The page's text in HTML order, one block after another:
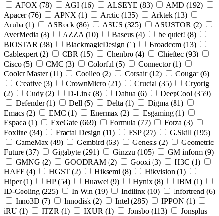
AFOX (78) AGI (16) ALSEYE (83) AMD (192)
Apacer (76) APNX (1) Arctic (135) Arktek (13)
Aruba (1) ASRock (86) ASUS (325) ASUSTOR (2)
AverMedia (8) AZZA (10) Baseus (4) be quiet! (8)
BIOSTAR (38) BlackmagicDesign (1) Broadcom (13)
Cablexpert (2) CBR (15) Chenbro (4) Chieftec (93)
Cisco (5) CMC (3) Colorful (5) Connector (1)
Cooler Master (11) Coolleo (2) Corsair (12) Cougar (6)
Creative (3) CrownMicro (21) Crucial (35)
Cryorig
(2) Cudy (2) D-Link (8) Dahua (6) DeepCool (359)
Defender (1) Dell (5) Delta (1) Digma (81)
Emacs (2) EMC (1) Enermax (2) Esgaming (1)
Espada (1) ExeGate (669) Formula (77) Forza (3)
Foxline (34) Fractal Design (11) FSP (27) G.Skill (195)
GameMax (49) Gembird (63) Genesis (2)
Geometric
Future (37) Gigabyte (291) Ginzzu (105) GM inform (9)
GMNG (2) GOODRAM (2) Gooxi (3) H3C (1)
HAFF (4) HGST (2) Hiksemi (8) Hikvision (1)
Hiper (1) HP (54) Huawei (9) Hynix (8) IBM (1)
ID-Cooling (225) In Win (19) Indilinx (10) Infortrend (6)
Inno3D (7) Innodisk (2) Intel (285) IPPON (1)
iRU (1) ITZR (1) IXUR (1) Jonsbo (113)
Jonsplus